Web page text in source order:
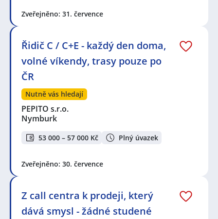
Zveřejněno: 31. července
Řidič C / C+E - každý den doma,
volné víkendy, trasy pouze po
ČR
Nutně vás hledají
PEPITO s.r.o.
Nymburk
53 000 – 57 000 Kč Plný úvazek
Zveřejněno: 30. července
Z call centra k prodeji, který
dává smysl - žádné studené